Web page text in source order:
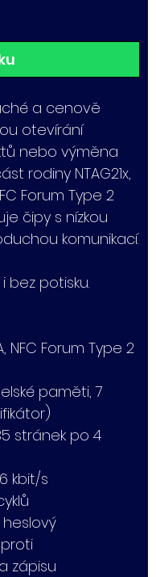
a cenově
otevírání
nebo výměna
rodiny NTAG21x,
Forum Type 2
čipy s nízkou
komunikací.
bez potisku.
NFC Forum Type 2
paměti, 7
stránek po 4
kbit/s
zápisu